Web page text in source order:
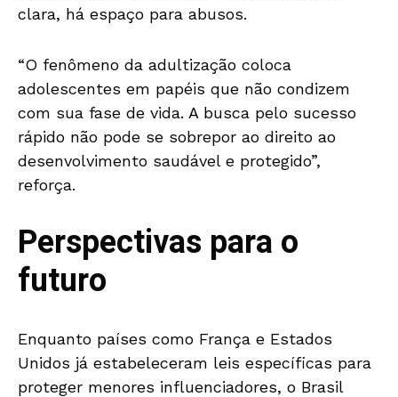
clara, há espaço para abusos.
“O fenômeno da adultização coloca
adolescentes em papéis que não condizem
com sua fase de vida. A busca pelo sucesso
rápido não pode se sobrepor ao direito ao
desenvolvimento saudável e protegido”,
reforça.
Perspectivas para o
futuro
Enquanto países como França e Estados
Unidos já estabeleceram leis específicas para
proteger menores influenciadores, o Brasil